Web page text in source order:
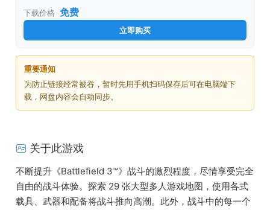
下载价格 免费
立即购买
重要通知
为防止链接经常被吞，暂时先用手机扫码保存后可在电脑端下
载，网盘内容会自动同步。
关于此游戏
不断提升《Battlefield 3™》战斗的激烈程度，尽情享受完全
自由的战斗体验。探索 29 张大型多人游戏地图，使用各式
载具、武器和配备将战斗推向高潮。此外，战斗中的每一个